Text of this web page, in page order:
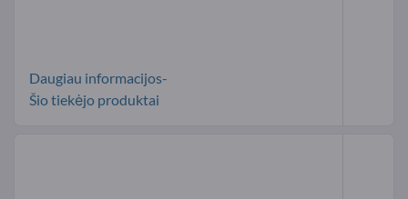
Daugiau informacijos-
Šio tiekėjo produktai